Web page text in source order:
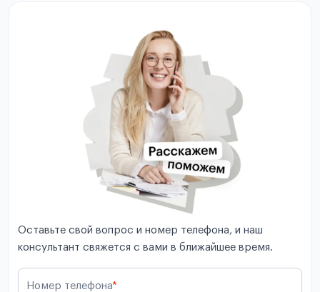
Оставьте свой вопрос и номер телефона, и наш
консультант свяжется с вами в ближайшее время.
Номер телефона*